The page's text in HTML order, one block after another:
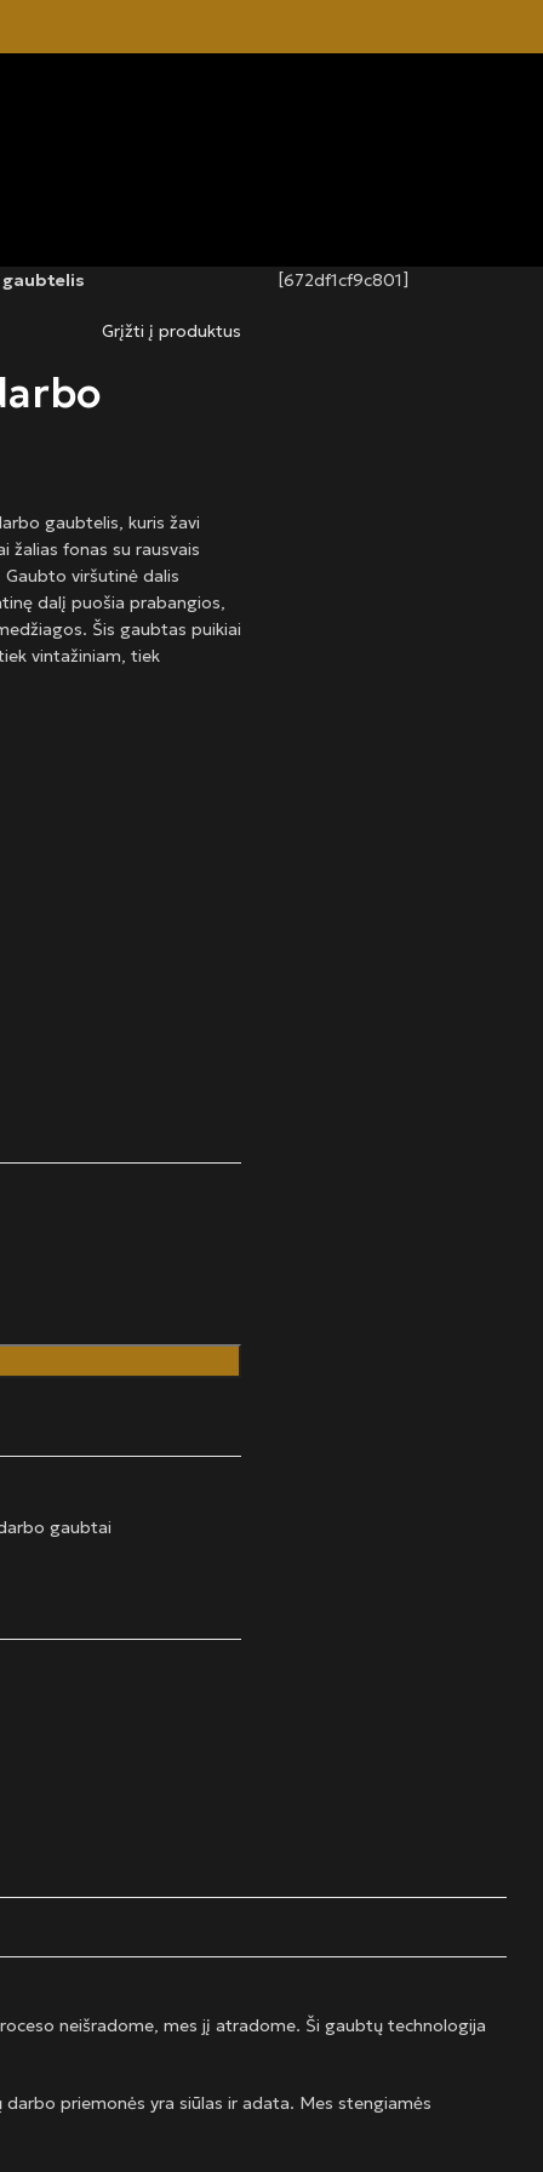
Grįžti į produktus
gaubtelis, kuris žavi
žalias fonas su rausvais
viršutinė dalis
dalį puošia prabangios,
Šis gaubtas puikiai
vintažiniam, tiek
gaubtai
[672df1cf9c801]
neišradome, mes jį atradome. Ši gaubtų technologija
priemonės yra siūlas ir adata. Mes stengiamės